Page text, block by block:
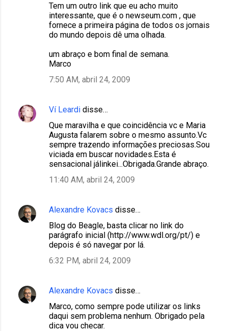
Tem um outro link que eu acho muito
interessante, que é o newseum.com , que
fornece a primeira página de todos os jornais
do mundo depois dê uma olhada.
um abraço e bom final de semana.
Marco
7:50 AM, abril 24, 2009
Ví Leardi disse…
Que maravilha e que coincidência vc e Maria
Augusta falarem sobre o mesmo assunto.Vc
sempre trazendo informações preciosas.Sou
viciada em buscar novidades.Esta é
sensacional jálinkei...Obrigada.Grande abraço.
11:40 AM, abril 24, 2009
Alexandre Kovacs disse…
Blog do Beagle, basta clicar no link do
parágrafo inicial (http://www.wdl.org/pt/) e
depois é só navegar por lá.
6:32 PM, abril 24, 2009
Alexandre Kovacs disse…
Marco, como sempre pode utilizar os links
daqui sem problema nenhum. Obrigado pela
dica vou checar.